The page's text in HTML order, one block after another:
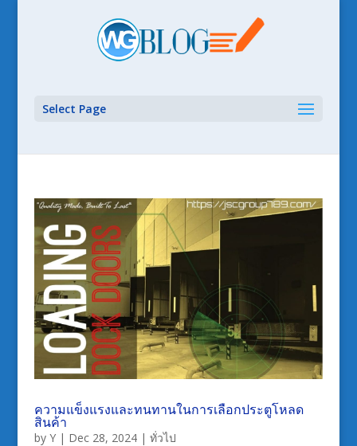
Select Page
ความแข็งแรงและทนทานในการเลือกประตูโหลด
สินค้า
by Y| Dec 28, 2024| ทั่วไป